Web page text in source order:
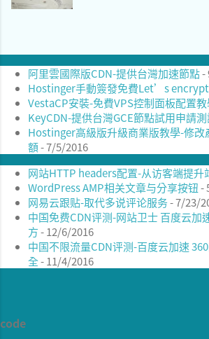
法，安裝過程會需要使用
以下教學 [2] ： sudo apt
libfcitx5core-dev
libfcitx5utils-dev \
modules gettext libfmt-
essential 下載git目錄： git
clone https://github.com/
cd fcitx5-mcbopomofo
build cmake ../ -
make install 更新fcitx5圖
icon-caches /usr/share/
手機來說WIFI通話十分耗
台背面圖1
阿里雲國際版CDN-提供台灣加速節點-
Hostinger手動簽發免費Let’s
VestaCP安裝-免費VPS控制面板配置
KeyCDN-提供台灣GCE節點試用申請
Hostinger高級版升級商業版教學-修改
額- 7/5/2016
网站HTTP headers配置-从访客端提升
WordPress AMP相关文章与分享按钮-
网易云跟贴-取代多说评论服务- 7/23/
中国免费CDN评测-网站卫士 百度云加
方- 12/6/2016
中国不限流量CDN评测-百度云加速
全- 11/4/2016
code